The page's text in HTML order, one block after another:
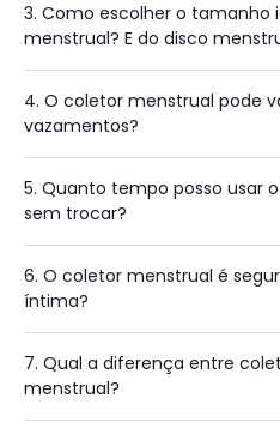
3. Como escolher o tamanho
menstrual? E do disco
4. O coletor menstrual pode
vazamentos?
5. Quanto tempo posso usar
sem trocar?
6. O coletor menstrual é
íntima?
7. Qual a diferença entre
menstrual?